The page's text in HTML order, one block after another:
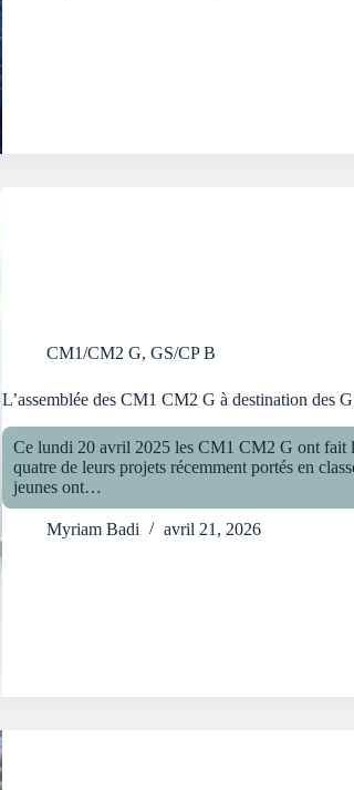
CM1/CM2 G, GS/CP B
L’assemblée des CM1 CM2 G à destination des
Ce lundi 20 avril 2025 les CM1 CM2 G ont fait
quatre de leurs projets récemment portés en
jeunes ont…
Myriam Badi avril 21, 2026